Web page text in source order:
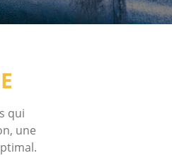
qui
une